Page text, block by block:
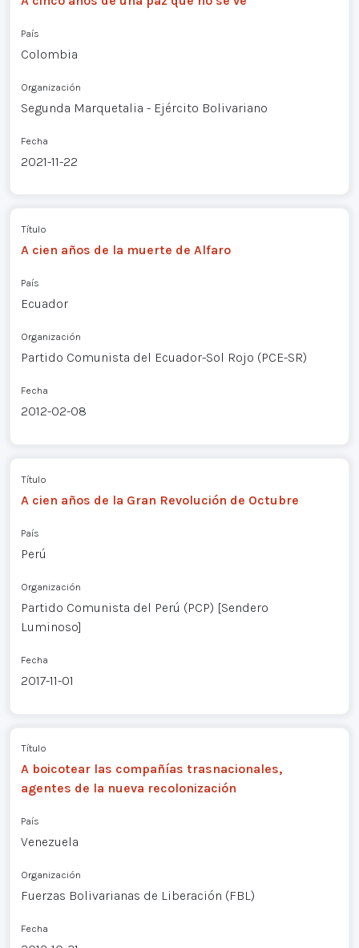
País
Colombia
Organización
Segunda Marquetalia - Ejército Bolivariano
Fecha
2021-11-22
Título
A cien años de la muerte de Alfaro
País
Ecuador
Organización
Partido Comunista del Ecuador-Sol Rojo (PCE-SR)
Fecha
2012-02-08
Título
A cien años de la Gran Revolución de Octubre
País
Perú
Organización
Partido Comunista del Perú (PCP) [Sendero
Luminoso]
Fecha
2017-11-01
Título
A boicotear las compañías trasnacionales,
agentes de la nueva recolonización
País
Venezuela
Organización
Fuerzas Bolivarianas de Liberación (FBL)
Fecha